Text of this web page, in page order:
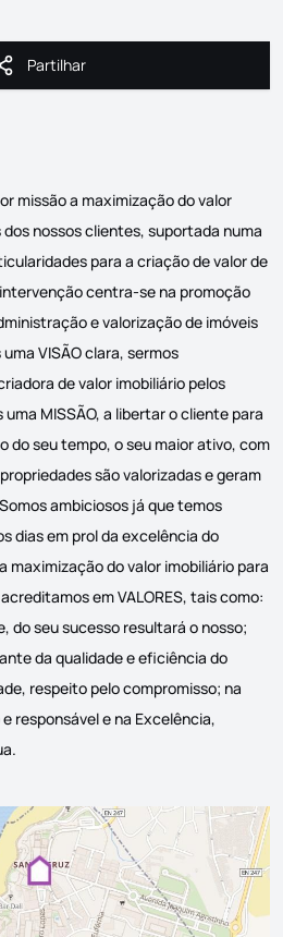
Partilhar
Partilhar
missão a maximização do valor
nossos clientes, suportada numa
para a criação de valor de
centra-se na promoção
e valorização de imóveis
VISÃO clara, sermos
de valor imobiliário pelos
MISSÃO, a libertar o cliente para
do seu tempo, o seu maior ativo, com
são valorizadas e geram
ambiciosos já que temos
dias em prol da excelência do
maximização do valor imobiliário para
em VALORES, tais como:
do seu sucesso resultará o nosso;
da qualidade e eficiência do
respeito pelo compromisso; na
responsável e na Excelência,